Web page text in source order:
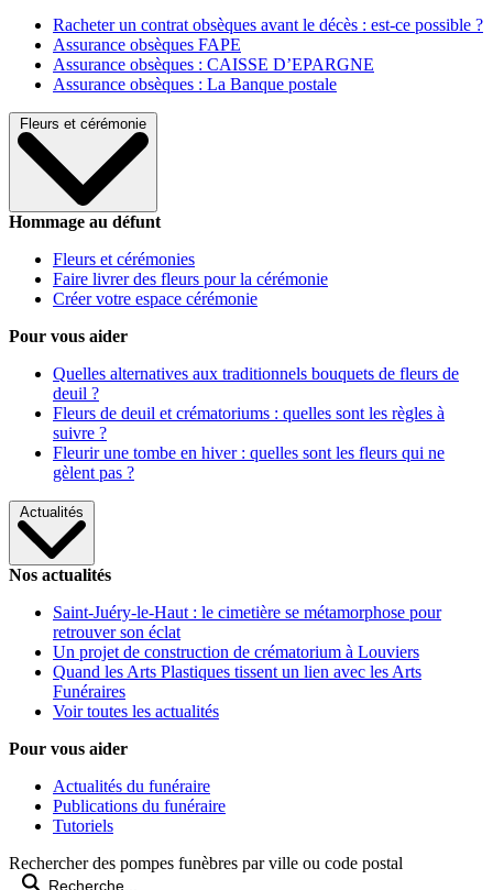
Racheter un contrat obsèques avant le décès : est-ce possible ?
Assurance obsèques FAPE
Assurance obsèques : CAISSE D’EPARGNE
Assurance obsèques : La Banque postale
Fleurs et cérémonie
Hommage au défunt
Fleurs et cérémonies
Faire livrer des fleurs pour la cérémonie
Créer votre espace cérémonie
Pour vous aider
Quelles alternatives aux traditionnels bouquets de fleurs de
deuil ?
Fleurs de deuil et crématoriums : quelles sont les règles à
suivre ?
Fleurir une tombe en hiver : quelles sont les fleurs qui ne
gèlent pas ?
Actualités
Nos actualités
Saint-Juéry-le-Haut : le cimetière se métamorphose pour
retrouver son éclat
Un projet de construction de crématorium à Louviers
Quand les Arts Plastiques tissent un lien avec les Arts
Funéraires
Voir toutes les actualités
Pour vous aider
Actualités du funéraire
Publications du funéraire
Tutoriels
Rechercher des pompes funèbres par ville ou code postal